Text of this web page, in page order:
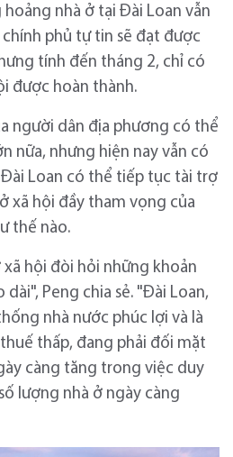
hoảng nhà ở tại Đài Loan vẫn
phủ tự tin sẽ đạt được
tính đến tháng 2, chỉ có
được hoàn thành.
người dân địa phương có thể
nữa, nhưng hiện nay vẫn có
Loan có thể tiếp tục tài trợ
xã hội đầy tham vọng của
thế nào.
hội đòi hỏi những khoản
Peng chia sẻ. "Đài Loan,
nhà nước phúc lợi và là
thấp, đang phải đối mặt
càng tăng trong việc duy
lượng nhà ở ngày càng